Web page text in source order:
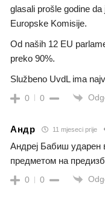
glasali prošle godine
Europske Komisije.
Od naših 12 EU
preko 90%.
Službeno UvdL ima
0 0
Андр 11 mjeseci prije
Андреј Бабиш ударен
предметом на
0 0